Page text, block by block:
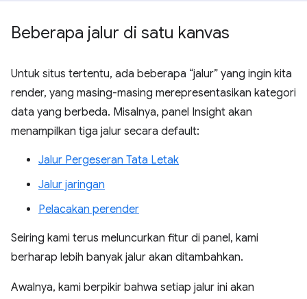
Beberapa jalur di satu kanvas
Untuk situs tertentu, ada beberapa “jalur” yang ingin kita
render, yang masing-masing merepresentasikan kategori
data yang berbeda. Misalnya, panel Insight akan
menampilkan tiga jalur secara default:
Jalur Pergeseran Tata Letak
Jalur jaringan
Pelacakan perender
Seiring kami terus meluncurkan fitur di panel, kami
berharap lebih banyak jalur akan ditambahkan.
Awalnya, kami berpikir bahwa setiap jalur ini akan